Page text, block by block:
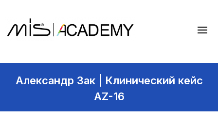
Александр Зак | Клинический кейс
AZ-16